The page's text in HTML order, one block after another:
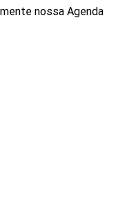
nossa Agenda